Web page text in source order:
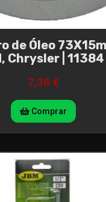
de Óleo
Chrysler | 11384
7,38 €
Comprar